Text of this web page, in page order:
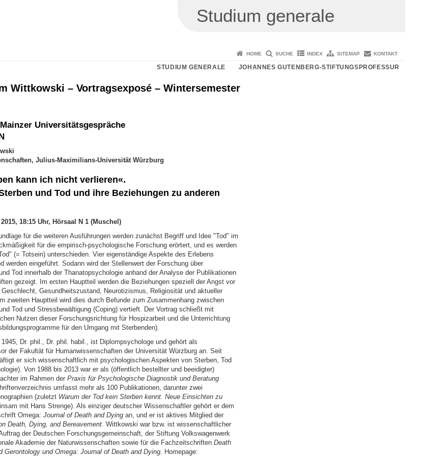
Studium generale
HOME SUCHE INDEX SITEMAP KONTAKT
STUDIUM GENERALE JOHANNES GUTENBERG-STIFTUNGSPROFESSUR
Wittkowski – Vortragsexposé – Wintersemester
Universitätsgespräche
Julius-Maximilians-Universität Würzburg
kann ich nicht verlieren«.
und Tod und ihre Beziehungen zu anderen
18:15 Uhr, Hörsaal N 1 (Muschel)
für die weiteren Ausführungen werden zunächst Begriff und Idee "Tod" im
für die empirisch-psychologische Forschung erörtert, und es werden
(= Totsein) unterschieden. Vier eigenständige Aspekte des Erlebens
werden eingeführt. Sodann wird der Stellenwert der Forschung über
Tod innerhalb der Thanatopsychologie anhand der Analyse der Publikationen
gezeigt. Im ersten Hauptteil werden die Beziehungen speziell der Angst vor
Gesundheitszustand, Neurotizismus, Religiosität und aktueller
zweiten Hauptteil wird dies durch Befunde zum Zusammenhang zwischen
Tod und Stressbewältigung (Coping) vertieft. Der Vortrag schließt mit
Nutzen dieser Forschungsrichtung für Hospizarbeit und die Unterrichtung
für den Umgang mit Sterbenden).
Dr. phil., Dr. phil. habil., ist Diplompsychologe und gehört als
der Fakultät für Humanwissenschaften der Universität Würzburg an. Seit
er sich wissenschaftlich mit psychologischen Aspekten von Sterben, Tod
Von 1988 bis 2013 war er als (öffentlich bestellter und beeidigter)
im Rahmen der Praxis für Psychologische Diagnostik und Beratung
umfasst mehr als 100 Publikationen, darunter zwei
(zuletzt Warum der Tod kein Sterben kennt. Neue Einsichten zu
mit Hans Strenge). Als einziger deutscher Wissenschaftler gehört er dem
Omega: Journal of Death and Dyingan, und er ist aktives Mitglied der
Death, Dying, and Bereavement. Wittkowski war bzw. ist wissenschaftlicher
der Deutschen Forschungsgemeinschaft, der Stiftung Volkswagenwerk
Akademie der Naturwissenschaften sowie für die Fachzeitschriften Death
Gerontology und Omega: Journal of Death and Dying. Homepage: